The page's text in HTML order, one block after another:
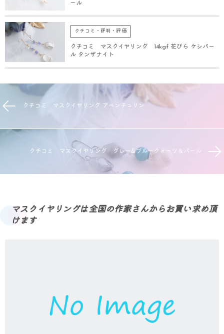
ール
クチコミ・評判・評価
クチコミ マスクイヤリング 14kgf 花びら ケシパー
ル タンザナイト
クチコミ マスクイヤリング アベンチュリン
クチコミ マスクイヤリング グレー&ブルークォーツ＆パール
マスクイヤリングは全国の作家さんからお買い求め頂
けます